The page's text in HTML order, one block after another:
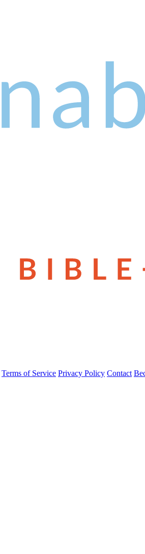
Terms of Service Privacy Policy Contact